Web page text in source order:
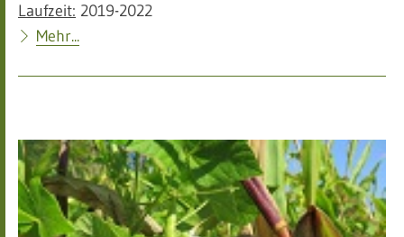
Laufzeit: 2019-2022
Mehr...